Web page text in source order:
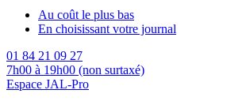
Au coût le plus bas
En choisissant votre journal
01 84 21 09 27
7h00 à 19h00 (non surtaxé)
Espace JAL-Pro